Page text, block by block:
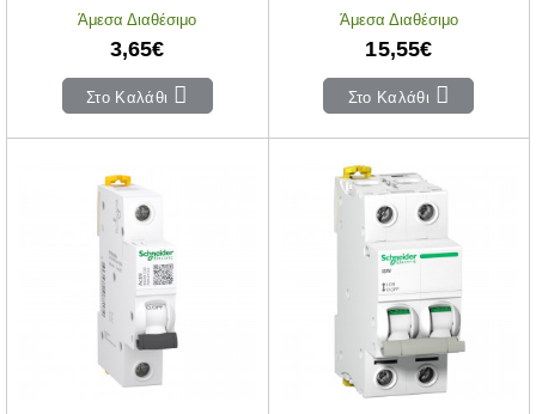
Άμεσα Διαθέσιμο
3,65€
Στο Καλάθι
Άμεσα Διαθέσιμο
15,55€
Στο Καλάθι